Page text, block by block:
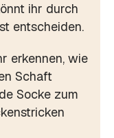
ihr durch
entscheiden.
erkennen, wie
Schaft
Socke zum